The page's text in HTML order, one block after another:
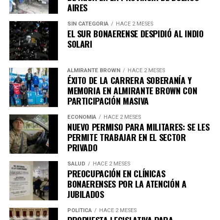
participación. «
Hemos decidido expandirlo:
agregamos el viernes 7 para que puedas disfrutar de
una cerveza a solo $3.999 en todas las cervecerías
participantes en Banfield, Lomas y Temperley
mencionó.
Asimismo, destacó que la actividad es parte de un
esfuerzo gubernamental para respaldar al sector
gastronómico local, afirmando que se trata de «
política del Gobierno de la Comunidad para apoyar
a los comercios, bares y cervecerías de Lomas de
Zamora. Consulta las redes del municipio para
enterarte de todos los locales que se sumarán
AIRES
SIN CATEGORIA HACE 2 MESES
EL SUR BONAERENSE DESPIDIÓ AL INDIO
SOLARI
ALMIRANTE BROWN HACE 2 MESES
ÉXITO DE LA CARRERA SOBERANÍA Y
MEMORIA EN ALMIRANTE BROWN CON
PARTICIPACIÓN MASIVA
ECONOMÍA HACE 2 MESES
NUEVO PERMISO PARA MILITARES: SE LES
PERMITE TRABAJAR EN EL SECTOR
PRIVADO
SALUD HACE 2 MESES
PREOCUPACIÓN EN CLÍNICAS
BONAERENSES POR LA ATENCIÓN A
JUBILADOS
POLÍTICA HACE 2 MESES